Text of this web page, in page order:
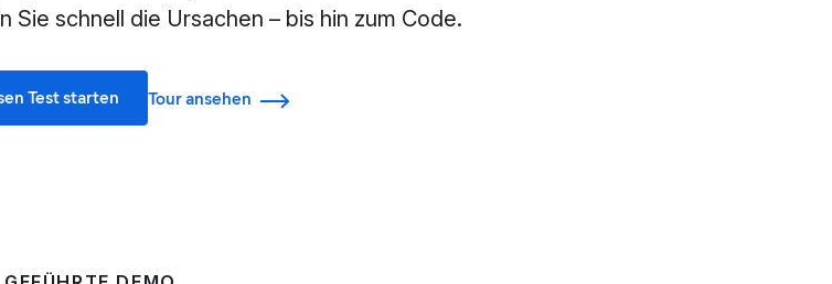
Sie schnell die Ursachen – bis hin zum Code.
Test starten Tour ansehen